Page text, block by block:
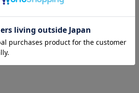
Yellow wide stitch pa
nts (comochi select)
Gingham check stret Back